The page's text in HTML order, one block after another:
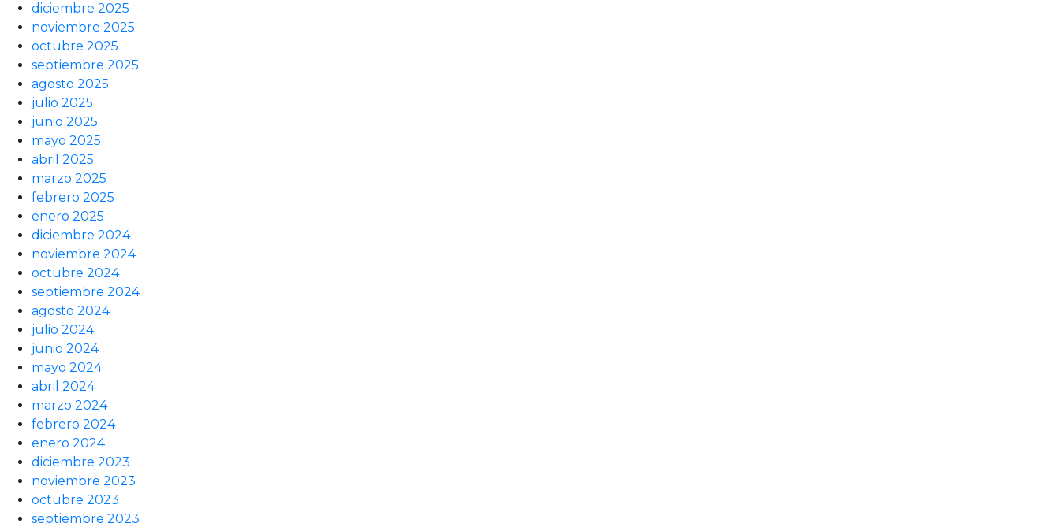
diciembre 2025
noviembre 2025
octubre 2025
septiembre 2025
agosto 2025
julio 2025
junio 2025
mayo 2025
abril 2025
marzo 2025
febrero 2025
enero 2025
diciembre 2024
noviembre 2024
octubre 2024
septiembre 2024
agosto 2024
julio 2024
junio 2024
mayo 2024
abril 2024
marzo 2024
febrero 2024
enero 2024
diciembre 2023
noviembre 2023
octubre 2023
septiembre 2023